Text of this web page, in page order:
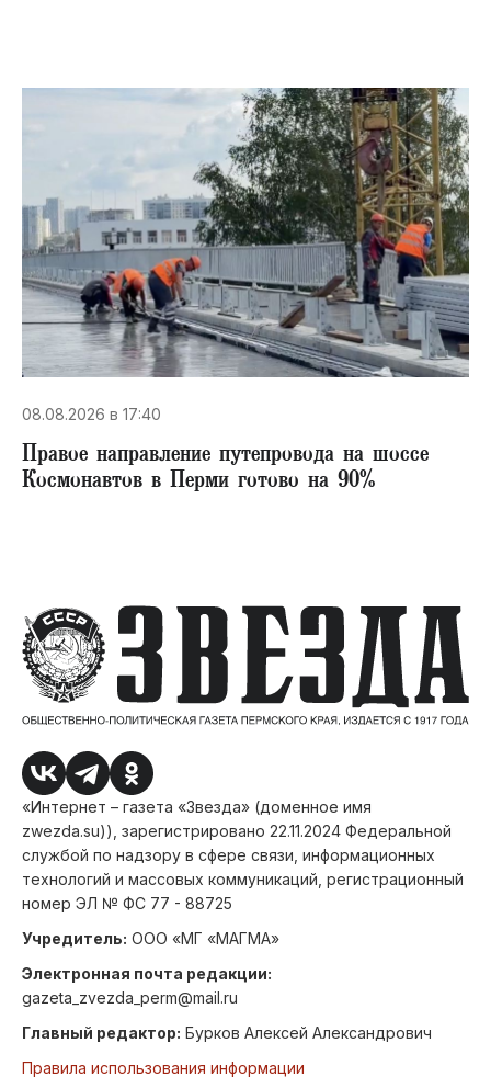
08.08.2026 в 17:40
Правое направление путепровода на шоссе
Космонавтов в Перми готово на 90%
«Интернет – газета «Звезда» (доменное имя
zwezda.su)), зарегистрировано 22.11.2024 Федеральной
службой по надзору в сфере связи, информационных
технологий и массовых коммуникаций, регистрационный
номер ЭЛ № ФС 77 - 88725
Учредитель: ООО «МГ «МАГМА»
Электронная почта редакции:
gazeta_zvezda_perm@mail.ru
Главный редактор: Бурков Алексей Александрович
Правила использования информации